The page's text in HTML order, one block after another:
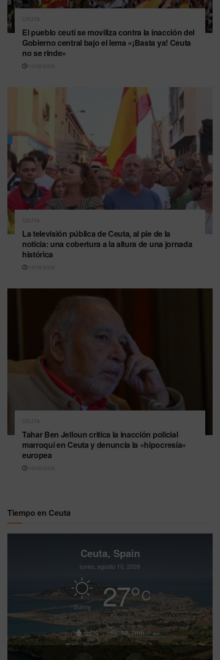
CEUTA
El pueblo ceutí se moviliza contra la inacción del
Gobierno central bajo el lema «¡Basta ya! Ceuta
no se rinde»
10/08/2026
CEUTA
La televisión pública de Ceuta, al pie de la
noticia: una cobertura a la altura de una jornada
histórica
10/08/2026
CEUTA
Tahar Ben Jelloun critica la inacción policial
marroquí en Ceuta y denuncia la «hipocresía»
europea
10/08/2026
Tiempo en Ceuta
Ceuta, Spain
lunes, agosto 10, 2026
Sunny 27°C
56% 18.7mh